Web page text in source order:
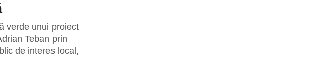
verde unui proiect
Teban prin
de interes local,